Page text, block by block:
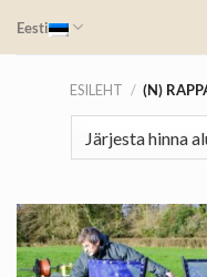
Eesti
ESILEHT / (N)